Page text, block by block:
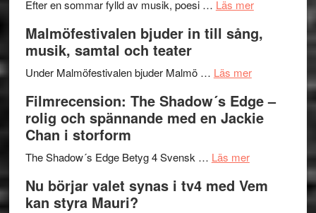
genrens
terräng
på
Efter en sommar fylld av musik, poesi … Läs merom
Endre,
Roland
Pöntinen
Scensommar
Artipelag
Malmöfestivalen bjuder in till sång,
musik, samtal och teater
Under Malmöfestivalen bjuder Malmö … Läs merom
bjuder
in
samtal
Filmrecension: The Shadow´s Edge –
rolig och spännande med en Jackie
Chan i storform
The Shadow´s Edge Betyg 4 Svensk … Läs merom
Filmrecension:
The
Nu börjar valet synas i tv4 med Vem
kan styra Mauri?